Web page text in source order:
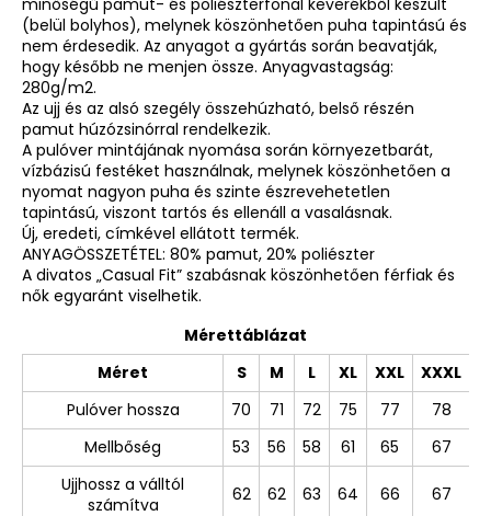
(belül bolyhos), melynek köszönhetően puha tapintású és
nem érdesedik. Az anyagot a gyártás során beavatják,
hogy később ne menjen össze. Anyagvastagság:
280g/m2.
Az ujj és az alsó szegély összehúzható, belső részén
pamut húzózsinórral rendelkezik.
A pulóver mintájának nyomása során környezetbarát,
vízbázisú festéket használnak, melynek köszönhetően a
nyomat nagyon puha és szinte észrevehetetlen
tapintású, viszont tartós és ellenáll a vasalásnak.
Új, eredeti, címkével ellátott termék.
ANYAGÖSSZETÉTEL: 80% pamut, 20% poliészter
A divatos „Casual Fit” szabásnak köszönhetően férfiak és
nők egyaránt viselhetik.
Mérettáblázat
Méret
S M L XL XXL
XXXL
Pulóver hossza
70 71 72 75 77
78
Mellbőség
53 56 58 61 65
67
Ujjhossz a válltól
számítva
62 62 63 64 66 67